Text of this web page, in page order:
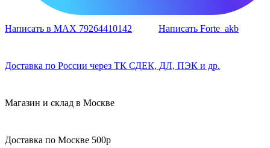
Написать в MAX 79264410142 Написать Forte_akb
Доставка по России через ТК СДЕК, ДЛ, ПЭК и др.
Магазин и склад в Москве
Доставка по Москве 500р